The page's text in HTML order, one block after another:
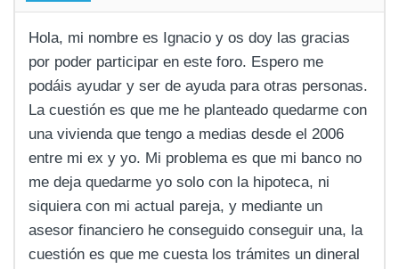
Hola, mi nombre es Ignacio y os doy las gracias
por poder participar en este foro. Espero me
podáis ayudar y ser de ayuda para otras personas.
La cuestión es que me he planteado quedarme con
una vivienda que tengo a medias desde el 2006
entre mi ex y yo. Mi problema es que mi banco no
me deja quedarme yo solo con la hipoteca, ni
siquiera con mi actual pareja, y mediante un
asesor financiero he conseguido conseguir una, la
cuestión es que me cuesta los trámites un dineral